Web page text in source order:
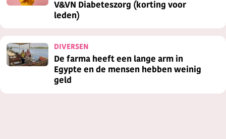
V&VN Diabeteszorg (korting voor
leden)
De farma heeft een lange arm in
Egypte en de mensen hebben weinig
geld
DIVERSEN